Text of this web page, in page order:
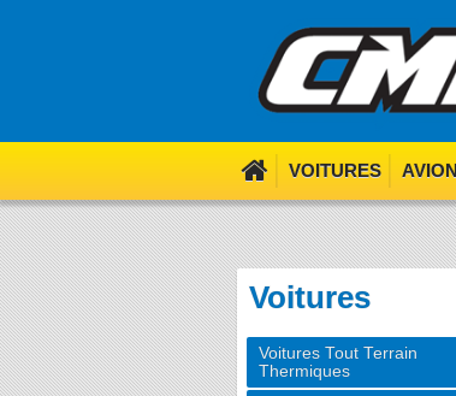
We use
VOITURES
Voitures
Voitures Tout Terrain
Thermiques